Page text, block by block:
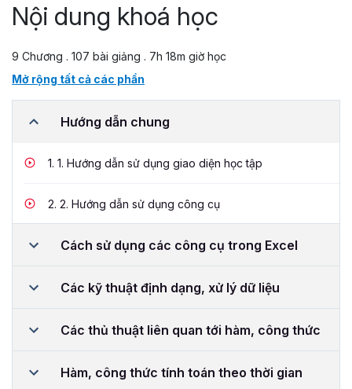
Nội dung khoá học
9 Chương . 107 bài giảng . 7h 18m giờ học
Mở rộng tất cả các phần
Hướng dẫn chung
1. 1. Hướng dẫn sử dụng giao diện học tập
2. 2. Hướng dẫn sử dụng công cụ
Cách sử dụng các công cụ trong Excel
Các kỹ thuật định dạng, xử lý dữ liệu
Các thủ thuật liên quan tới hàm, công thức
Hàm, công thức tính toán theo thời gian